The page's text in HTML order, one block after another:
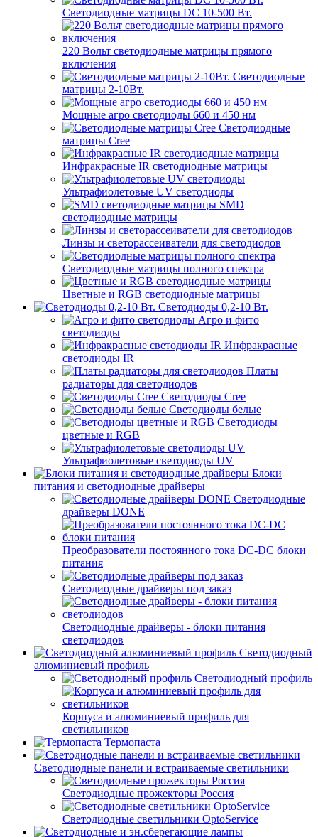
Светодиодные матрицы DC 10-500 Вт.
220 Вольт cветодиодные матрицы прямого
включения
Светодиодные
матрицы 2-10Вт.
Мощные агро светодиоды 660 и 450 нм
Светодиодные
матрицы Cree
Инфракрасные IR светодиодные матрицы
Ультрафиолетовые UV светодиоды
SMD
светодиодные матрицы
Линзы и светорассеиватели для светодиодов
Светодиодные матрицы полного спектра
Цветные и RGB светодиодные матрицы
Светодиоды 0,2-10 Вт.
Агро и фито
светодиоды
Инфракрасные
светодиоды IR
Платы
радиаторы для светодиодов
Светодиоды Cree
Светодиоды белые
Светодиоды
цветные и RGB
Ультрафиолетовые светодиоды UV
Блоки
питания и светодиодные драйверы
Светодиодные
драйверы DONE
Преобразователи постоянного тока DC-DC блоки
питания
Светодиодные драйверы под заказ
Светодиодные драйверы - блоки питания
светодиодов
Светодиодный
алюминиевый профиль
Светодиодный профиль
Корпуса и алюминиевый профиль для
светильников
Термопаста
Светодиодные панели и встраиваемые светильники
Светодиодные прожекторы Россия
Светодиодные светильники OptoService